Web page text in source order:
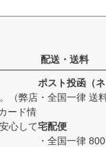
（弊店
ード情
心して
配送・送料
ポスト投函（ネ
・全国一律 送
宅配便
・全国一律